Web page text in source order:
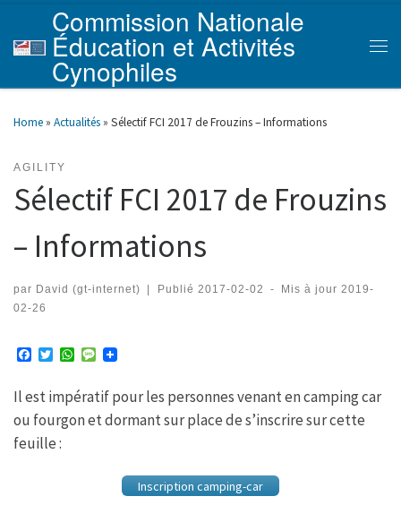
Skip to content
Commission Nationale
Éducation et Activités
Cynophiles
Home » Actualités » Sélectif FCI 2017 de Frouzins – Informations
AGILITY
Sélectif FCI 2017 de Frouzins
– Informations
par David (gt-internet) Publié 2017-02-02 - Mis à jour 2019-
02-26
e
b
o
o
T
t
e
r
W
t
A
M
s
a
g
Il est impératif pour les personnes venant en camping car
ou fourgon et dormant sur place de s’inscrire sur cette
feuille :
Inscription camping-car